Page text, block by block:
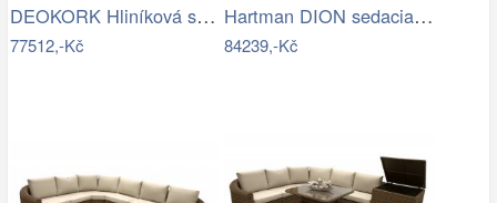
DEOKORK Hliníková sestava jídelní pro 8…
77512,-Kč
Hartman DION sedacia súprava - Čierna…
84239,-Kč